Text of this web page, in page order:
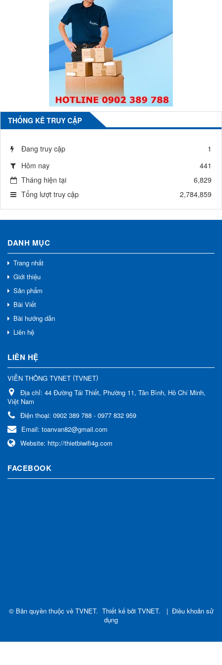
THỐNG KÊ TRUY CẬP
Đang truy cập
1
Hôm nay
441
Tháng hiện tại
6,829
Tổng lượt truy cập
2,784,859
DANH MỤC
Trang nhất
Giới thiệu
Sản phẩm
Bài Viết
Bài hướng dẫn
Liên hệ
LIÊN HỆ
VIỄN THÔNG TVNET (TVNET)
Địa chỉ: 44 Đường Tái Thiết, Phường 11, Tân Bình, Hồ Chí Minh,
Việt Nam
Điện thoại: 0902 389 788 - 0977 832 959
Email: toanvan82@gmail.com
Website: http://thietbiwifi4g.com
FACEBOOK
© Bản quyền thuộc về TVNET. Thiết kế bởi TVNET. | Điều khoản sử
dụng